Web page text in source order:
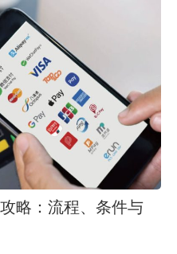
略：流程、条件与